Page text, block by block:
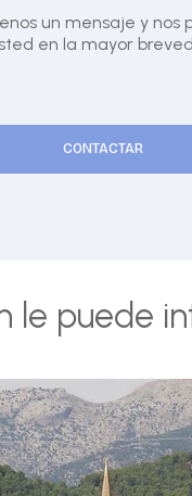
un mensaje y nos
en la mayor
CONTACTAR
le puede